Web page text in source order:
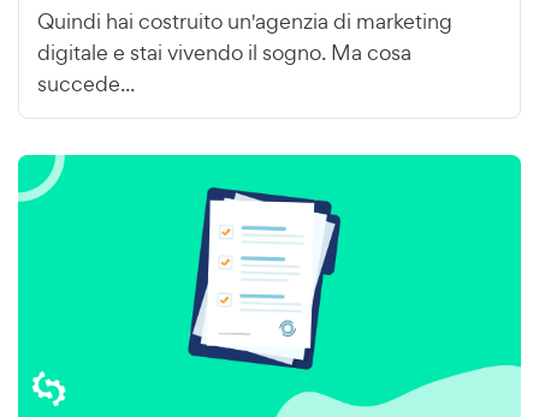
Quindi hai costruito un'agenzia di marketing
digitale e stai vivendo il sogno. Ma cosa
succede...